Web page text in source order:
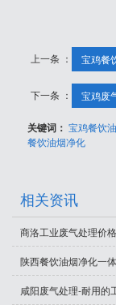
上一条 ： 宝鸡餐
下一条 ： 宝鸡废
关键词：宝鸡餐饮
餐饮油烟净化
相关资讯
商洛工业废气处理价
陕西餐饮油烟净化一
咸阳废气处理-耐用的